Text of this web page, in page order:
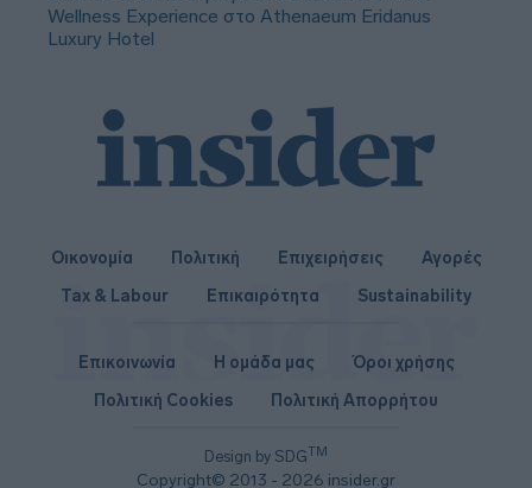
Wellness Experience στο Athenaeum Eridanus
Luxury Hotel
Οικονομία Πολιτική Επιχειρήσεις
Αγορές
Tax & Labour
Επικαιρότητα Sustainability
Design by SDGTM
Copyright© 2013 - 2026 insider.gr
Επικοινωνία Η ομάδα μας
Όροι χρήσης
Πολιτική Cookies
Πολιτική Απορρήτου